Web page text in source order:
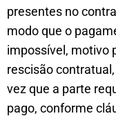
presentes no
modo que o
impossível, motivo
rescisão
vez que a parte
pago, conforme